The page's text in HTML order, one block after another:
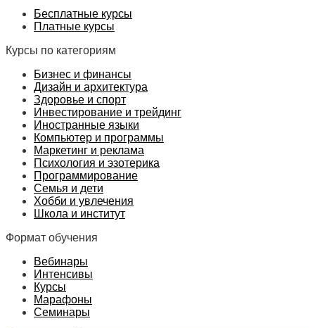
Бесплатные курсы
Платные курсы
Курсы по категориям
Бизнес и финансы
Дизайн и архитектура
Здоровье и спорт
Инвестирование и трейдинг
Иностранные языки
Компьютер и программы
Маркетинг и реклама
Психология и эзотерика
Программирование
Семья и дети
Хобби и увлечения
Школа и институт
Формат обучения
Вебинары
Интенсивы
Курсы
Марафоны
Семинары